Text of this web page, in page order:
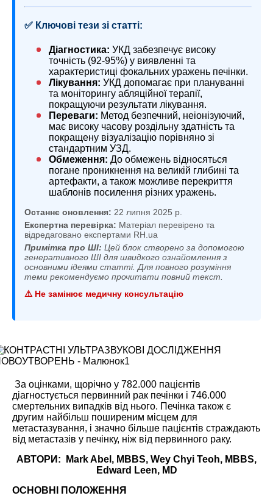
✅ Ключові тези зі статті:
Діагностика: УКД забезпечує високу
точність (92-95%) у виявленні та
характеристиці фокальних уражень печінки.
Лікування: УКД допомагає при плануванні
та моніторингу абляційної терапії,
покращуючи результати лікування.
Переваги: Метод безпечний, неіонізуючий,
має високу часову роздільну здатність та
покращену візуалізацію порівняно зі
стандартним УЗД.
Обмеження: До обмежень відносяться
погане проникнення на великій глибині та
артефакти, а також можливе перекриття
шаблонів посилення різних уражень.
Останнє оновлення: 22 липня 2025 р.
Експертна перевірка: Матеріал перевірено та
відредаговано експертами RH.ua
Примітка про ШІ: Цей блок створено за допомогою
генеративного ШІ для швидкого ознайомлення з
основними ідеями статті. Для повного розуміння
теми рекомендуємо прочитати повний текст.
⚠️ Не замінює медичну консультацію
За оцінками, щорічно у 782.000 пацієнтів
діагностується первинний рак печінки і 746.000
смертельних випадків від нього. Печінка також є
другим найбільш поширеним місцем для
метастазування, і значно більше пацієнтів страждають
від метастазів у печінку, ніж від первинного раку.
АВТОРИ: Mark Abel, MBBS, Wey Chyi Teoh, MBBS,
Edward Leen, MD
ОСНОВНІ ПОЛОЖЕННЯ